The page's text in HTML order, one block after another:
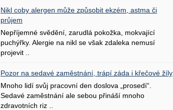
Nikl coby alergen může způsobit ekzém, astma či
průjem
Nepříjemné svědění, zarudlá pokožka, mokvající
puchýřky. Alergie na nikl se však zdaleka nemusí
projevit ..
Pozor na sedavé zaměstnání, trápí záda i křečové žíly
Mnoho lidí svůj pracovní den doslova „prosedí“.
Sedavé zaměstnání ale sebou přináší mnoho
zdravotních riz ..